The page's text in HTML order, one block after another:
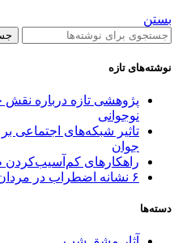
بستن
نوشته‌های تازه
پژوهشی تازه درباره
نوجوانی
تاثیر شبکه‌های اجتماعی
جوان
راهکارهای کم‌آسیب‌کردن
۶ نشانه اضطراب در مردان که بسیاری آن را نادیده می‌گیرند
دسته‌ها